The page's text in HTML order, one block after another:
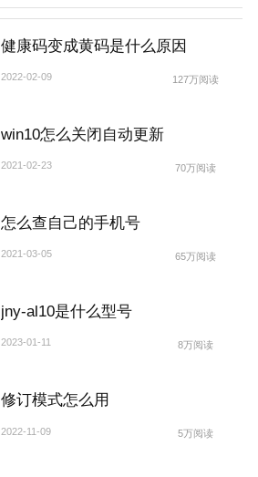
健康码变成黄码是什么原因
2022-02-09 127万阅读
win10怎么关闭自动更新
2021-02-23 70万阅读
怎么查自己的手机号
2021-03-05 65万阅读
jny-al10是什么型号
2023-01-11 8万阅读
修订模式怎么用
2022-11-09 5万阅读